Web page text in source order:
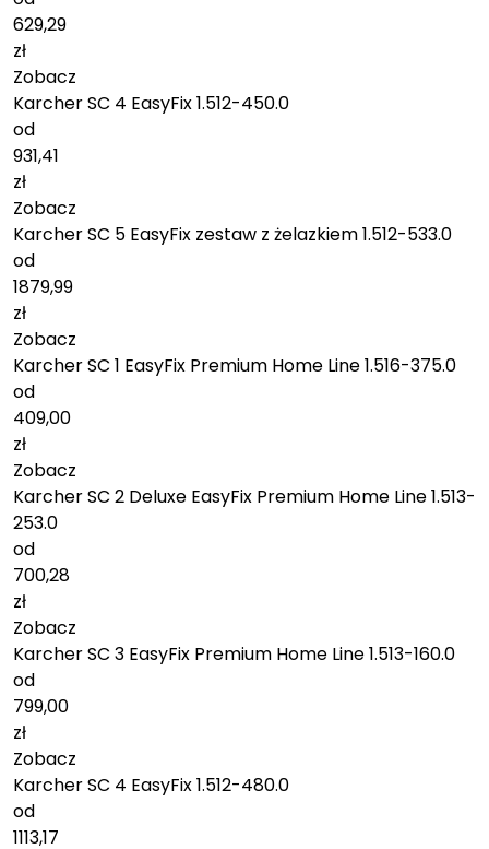
629,29
zł
Zobacz
Karcher SC 4 EasyFix 1.512-450.0
od
931,41
zł
Zobacz
Karcher SC 5 EasyFix zestaw z żelazkiem 1.512-533.0
od
1879,99
zł
Zobacz
Karcher SC 1 EasyFix Premium Home Line 1.516-375.0
od
409,00
zł
Zobacz
Karcher SC 2 Deluxe EasyFix Premium Home Line 1.513-
253.0
od
700,28
zł
Zobacz
Karcher SC 3 EasyFix Premium Home Line 1.513-160.0
od
799,00
zł
Zobacz
Karcher SC 4 EasyFix 1.512-480.0
od
1113,17